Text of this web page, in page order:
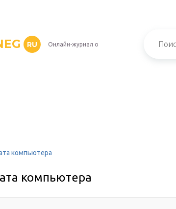
RU Онлайн-журнал о
компьютера
компьютера